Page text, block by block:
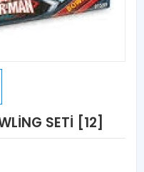
SETİ [12]